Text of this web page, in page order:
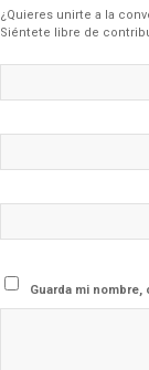
¿Quieres unirte a la
Siéntete libre de
Guarda mi